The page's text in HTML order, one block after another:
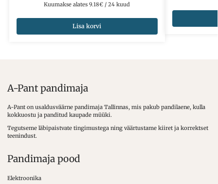
Kuumakse alates 9.18€ / 24 kuud
Lisa korvi
A-Pant pandimaja
A-Pant on usaldusväärne pandimaja Tallinnas, mis pakub pandilaene, kulla
kokkuostu ja panditud kaupade müüki.
Tegutseme läbipaistvate tingimustega ning väärtustame kiiret ja korrektset
teenindust.
Pandimaja pood
Elektroonika